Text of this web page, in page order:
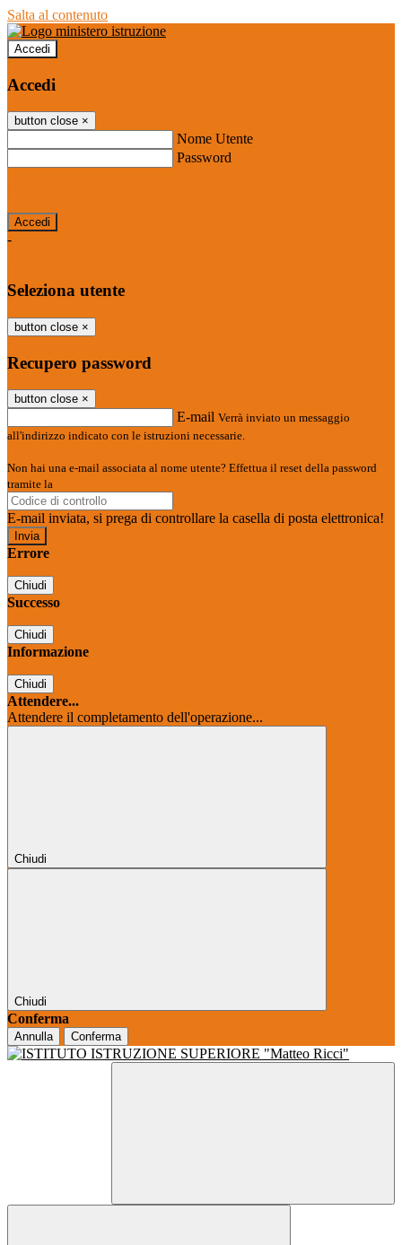
Salta al contenuto
Accedi
Accedi
button close ×
Nome Utente
Password
-
Seleziona utente
button close ×
Recupero password
button close ×
E-mail Verrà inviato un messaggio
all'indirizzo indicato con le istruzioni necessarie.
Non hai una e-mail associata al nome utente? Effettua il reset della password
tramite la
E-mail inviata, si prega di controllare la casella di posta elettronica!
Errore
Chiudi
Successo
Chiudi
Informazione
Chiudi
Attendere...
Attendere il completamento dell'operazione...
Chiudi
Chiudi
Conferma
Annulla Conferma